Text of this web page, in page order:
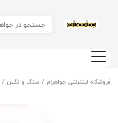
فروشگاه اینترنتی جواهرام سنگ و نگین